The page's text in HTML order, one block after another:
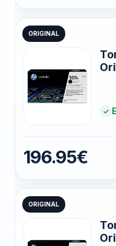
ORIGINAL
196.95€
ORIGINAL